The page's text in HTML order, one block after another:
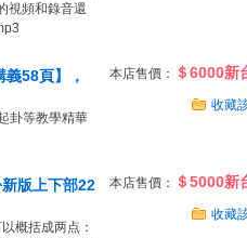
視頻和錄音還
58頁】，
卦等教學精華
本店售價： ＄6000新
收藏
版上下部22
概括成两点：
本店售價： ＄5000新
收藏